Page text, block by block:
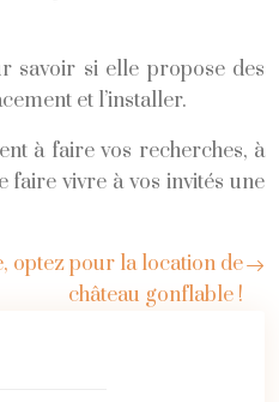
savoir si elle propose des
et l’installer.
à faire vos recherches, à
faire vivre à vos invités une
optez pour la location de
château gonflable !